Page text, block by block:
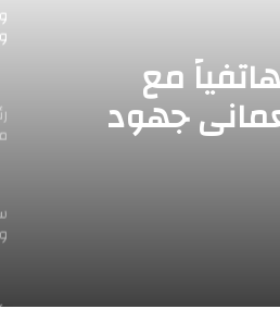
مع
جهود
حرية الملاحة